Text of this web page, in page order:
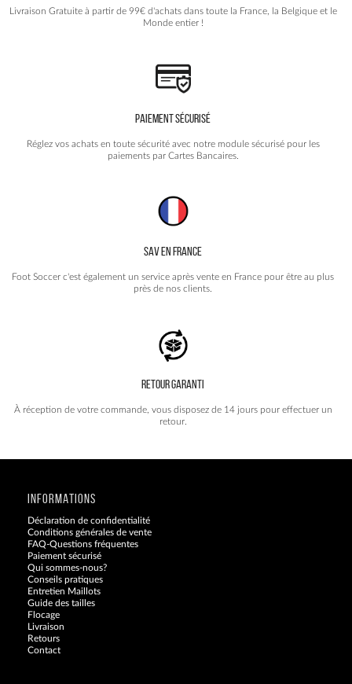
Livraison Gratuite à partir de 99€ d'achats dans toute la France, la Belgique et le
Monde entier !
PAIEMENT SÉCURISÉ
Réglez vos achats en toute sécurité avec notre module sécurisé pour les
paiements par Cartes Bancaires.
SAV EN FRANCE
Foot Soccer c'est également un service après vente en France pour être au plus
près de nos clients.
RETOUR GARANTI
À réception de votre commande, vous disposez de 14 jours pour effectuer un
retour.
INFORMATIONS
Déclaration de confidentialité
Conditions générales de vente
FAQ-Questions fréquentes
Paiement sécurisé
Qui sommes-nous?
Conseils pratiques
Entretien Maillots
Guide des tailles
Flocage
Livraison
Retours
Contact